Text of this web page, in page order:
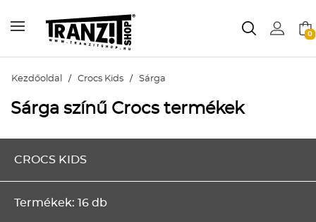
0
Kezdőoldal / Crocs Kids / Sárga
Sárga színű Crocs termékek
CROCS KIDS
Termékek: 16 db